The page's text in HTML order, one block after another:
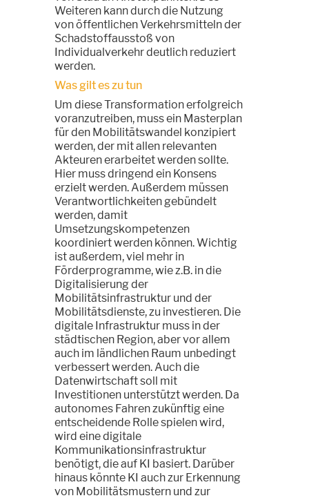
Weiteren kann durch die Nutzung
von öffentlichen Verkehrsmitteln der
Schadstoffausstoß von
Individualverkehr deutlich reduziert
werden.
Was gilt es zu tun
Um diese Transformation erfolgreich
voranzutreiben, muss ein Masterplan
für den Mobilitätswandel konzipiert
werden, der mit allen relevanten
Akteuren erarbeitet werden sollte.
Hier muss dringend ein Konsens
erzielt werden. Außerdem müssen
Verantwortlichkeiten gebündelt
werden, damit
Umsetzungskompetenzen
koordiniert werden können. Wichtig
ist außerdem, viel mehr in
Förderprogramme, wie z.B. in die
Digitalisierung der
Mobilitätsinfrastruktur und der
Mobilitätsdienste, zu investieren. Die
digitale Infrastruktur muss in der
städtischen Region, aber vor allem
auch im ländlichen Raum unbedingt
verbessert werden. Auch die
Datenwirtschaft soll mit
Investitionen unterstützt werden. Da
autonomes Fahren zukünftig eine
entscheidende Rolle spielen wird,
wird eine digitale
Kommunikationsinfrastruktur
benötigt, die auf KI basiert. Darüber
hinaus könnte KI auch zur Erkennung
von Mobilitätsmustern und zur